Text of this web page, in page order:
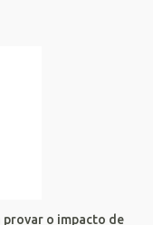
provar o impacto de